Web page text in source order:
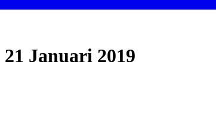
Januari 2019